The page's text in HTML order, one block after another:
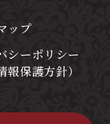
ップ
シーポリシー
報保護方針）